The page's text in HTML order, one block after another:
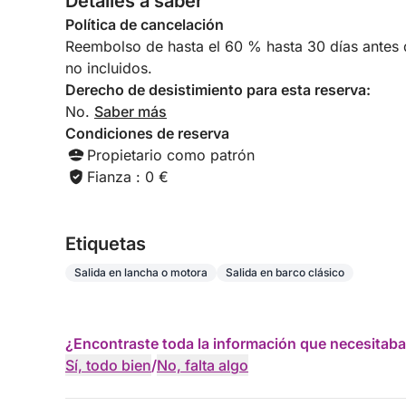
adicional. Se pueden solicitar opciones
• Juguetes acuáticos: Seabobs y otros juguetes
Nota importante: No está permitido traer bebidas
Detalles del coste:
• Diésel no incluido: Consumo estimado de
las horas de funcionamiento del motor.
• Amarres no incluidos: El amarre fuera del
En este yate, disfrutará de una experiencia
🇬🇧 INGLÉS
Política de cancelación
Reembolso de hasta el 60 % hasta 30 días
no incluidos.
Derecho de desistimiento para esta reserva:
No. Saber más
Condiciones de reserva
Propietario como patrón
Fianza : 0 €
Etiquetas
Salida en lancha o motora Salida en barco clásico
¿Encontraste toda la información que
Sí, todo bien/No, falta algo